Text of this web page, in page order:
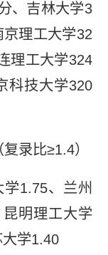
、吉林大学3
理工大学32
理工大学324
科技大学320
录比≥1.4）
1.75、兰州
明理工大学
学1.40